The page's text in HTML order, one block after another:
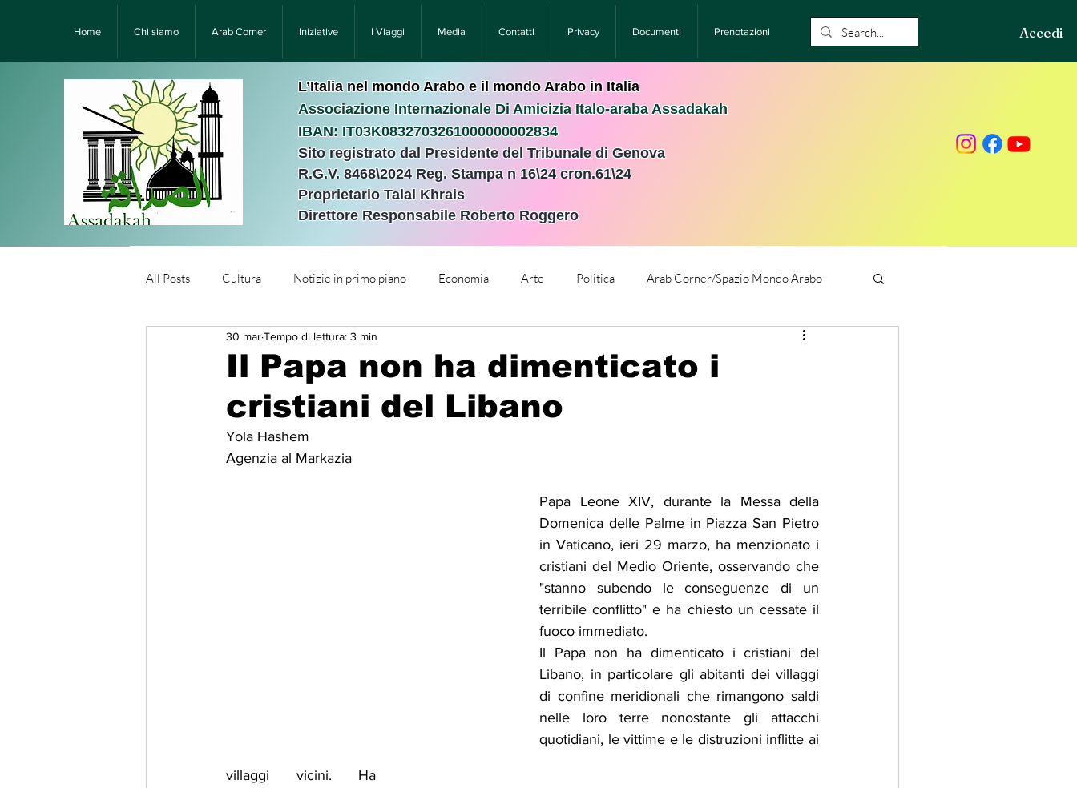
Home Chi siamo Arab Corner Iniziative I Viaggi Media Contatti Privacy Documenti Prenotazioni Accedi
L’Italia nel mondo Arabo e il mondo Arabo in Italia
Associazione Internazionale Di Amicizia Italo-araba Assadakah
IBAN: IT03K0832703261000000002834
Sito registrato dal Presidente del Tribunale di Genova
R.G.V. 8468\2024 Reg. Stampa n 16\24 cron.61\24 ​
Proprietario Talal Khrais
Direttore Responsabile Roberto Roggero
All Posts Cultura Notizie in primo piano Economia Arte Politica Arab Corner/Spazio Mondo Arabo
Նորություններ/Notizie Armene
Migrazione e Rifugiati Sport Solidarietà Archeologia
Il Papa non ha dimenticato i
cristiani del Libano
30 marTempo di lettura: 3 min
Yola Hashem
Agenzia al Markazia
Papa Leone XIV, durante la Messa della
Domenica delle Palme in Piazza San Pietro
in Vaticano, ieri 29 marzo, ha menzionato i
cristiani del Medio Oriente, osservando che
"stanno subendo le conseguenze di un
terribile conflitto" e ha chiesto un cessate il
fuoco immediato.
Il Papa non ha dimenticato i cristiani del
Libano, in particolare gli abitanti dei villaggi
di confine meridionali che rimangono saldi
nelle loro terre nonostante gli attacchi
quotidiani, le vittime e le distruzioni inflitte ai
villaggi vicini. Ha